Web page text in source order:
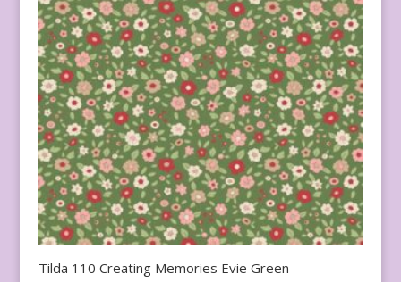
Tilda 110 Creating Memories Evie Green